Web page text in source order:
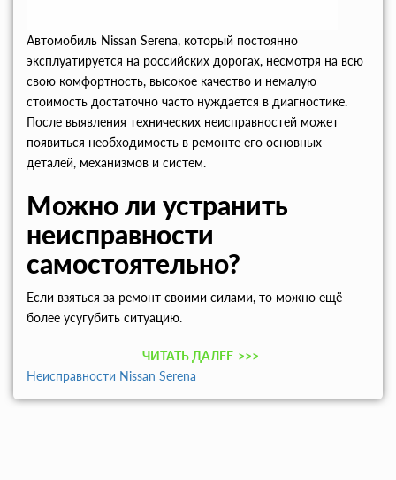
Автомобиль Nissan Serena, который постоянно
эксплуатируется на российских дорогах, несмотря на всю
свою комфортность, высокое качество и немалую
стоимость достаточно часто нуждается в диагностике.
После выявления технических неисправностей может
появиться необходимость в ремонте его основных
деталей, механизмов и систем.
Можно ли устранить
неисправности
самостоятельно?
Если взяться за ремонт своими силами, то можно ещё
более усугубить ситуацию.
ЧИТАТЬ ДАЛЕЕ >>>
Неисправности Nissan Serena